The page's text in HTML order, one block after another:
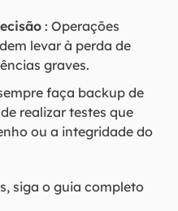
: Operações
levar à perda de
graves.
faça backup de
realizar testes que
ou a integridade do
siga o guia completo